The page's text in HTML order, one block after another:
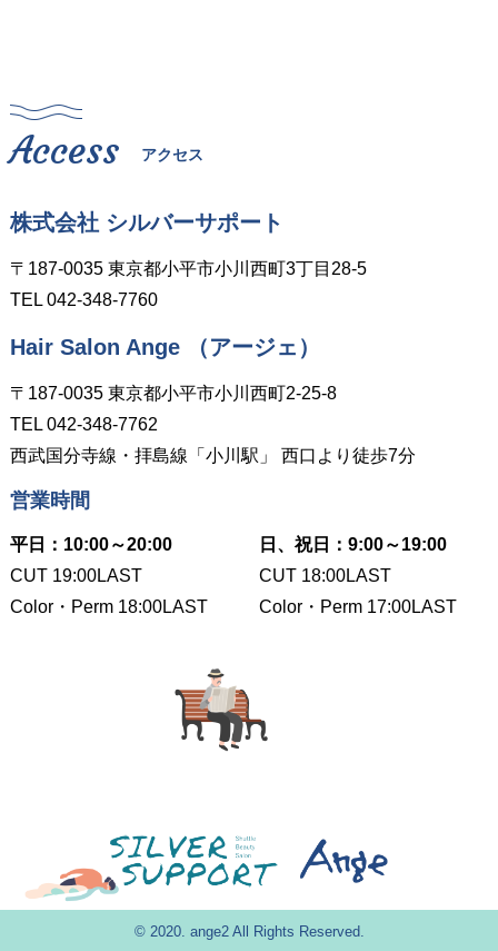
Access アクセス
株式会社 シルバーサポート
〒187-0035 東京都小平市小川西町3丁目28-5
TEL 042-348-7760
Hair Salon Ange （アージェ）
〒187-0035 東京都小平市小川西町2-25-8
TEL 042-348-7762
西武国分寺線・拝島線「小川駅」 西口より徒歩7分
営業時間
平日： 10:00～20:00
CUT 19:00LAST
Color・Perm 18:00LAST
日、祝日： 9:00～19:00
CUT 18:00LAST
Color・Perm 17:00LAST
© 2020. ange2 All Rights Reserved.